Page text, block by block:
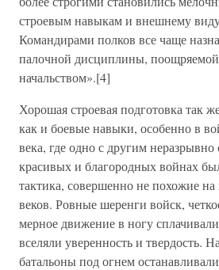
строевым навыкам и внешнему
Командирами полков все чаще
палочной дисциплины,
начальством».[4]
Хорошая строевая подготовка так
как и боевые навыки, особенно в
века, где одно с другим неразрывно
красивых и благородных войнах
тактика, совершенно не похожие
веков. Ровные шеренги войск,
мерное движение в ногу
вселяли уверенность и твердость.
батальоны под огнем